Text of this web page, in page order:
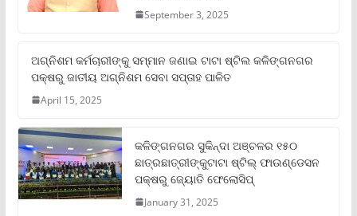
September 3, 2025
ଅଗ୍ନିଶମ କର୍ମଚାରୀଙ୍କୁ ସମ୍ମାନ ଜଣାଇ ଟାଟା ଷ୍ଟିଲ କଳିଙ୍ଗନଗର
ପକ୍ଷରୁ ଜାତୀୟ ଅଗ୍ନିଶମ ସେବା ସପ୍ତାହ ପାଳିତ
April 15, 2025
କଳିଙ୍ଗନଗର ସୁକିନ୍ଦା ଅଞ୍ଚଳର ୧୫୦
ଛାତ୍ରଛାତ୍ରୀଙ୍କୁଟାଟା ଷ୍ଟିଲ୍ ଫାଉଣ୍ଡେସନ
ପକ୍ଷରୁ ଜ୍ୟୋତି ଫେଲୋସିପ୍‌
January 31, 2025